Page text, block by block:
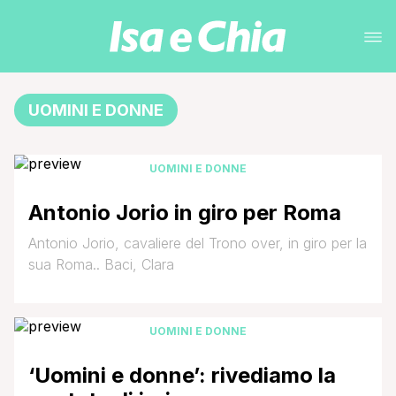
UOMINI E DONNE
UOMINI E DONNE
Antonio Jorio in giro per Roma
Antonio Jorio, cavaliere del Trono over, in giro per la
sua Roma.. Baci, Clara
UOMINI E DONNE
‘Uomini e donne’: rivediamo la